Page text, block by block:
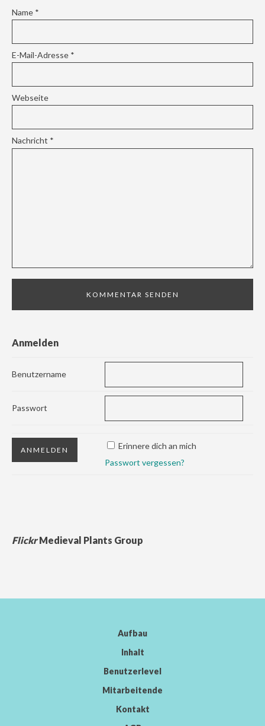
Name *
E-Mail-Adresse *
Webseite
Nachricht *
Anmelden
Benutzername
Passwort
Erinnere dich an mich
Passwort vergessen?
FlickrMedieval Plants Group
Aufbau
Inhalt
Benutzerlevel
Mitarbeitende
Kontakt